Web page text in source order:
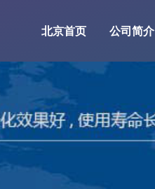
北京首页 公司简介